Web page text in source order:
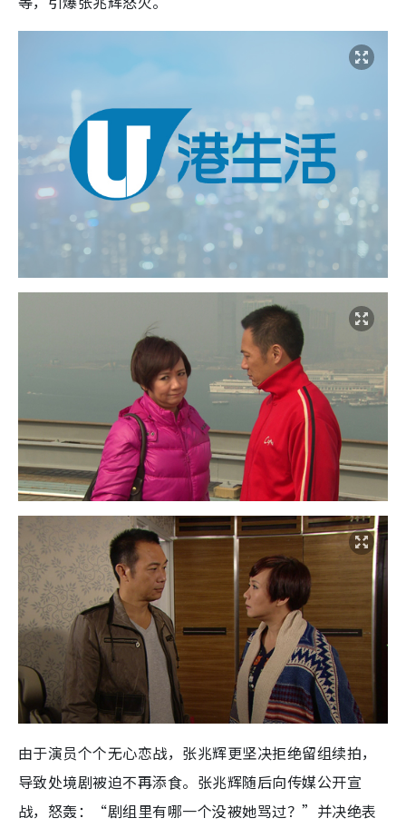
由于演员个个无心恋战，张兆辉更坚决拒绝留组续拍，
导致处境剧被迫不再添食。张兆辉随后向传媒公开宣
战，怒轰：“剧组里有哪一个没被她骂过？”并决绝表